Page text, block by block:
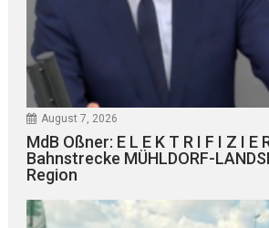
August 7, 2026
MdB Oßner: E L E K T R I F I Z I E
Bahnstrecke MÜHLDORF-
Region